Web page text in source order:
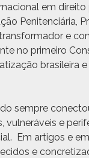
em
Pen­i­ten­ciária,
e
no primeiro
brasileira
sem­pre
vul­neráveis e
Em arti­gos e
e